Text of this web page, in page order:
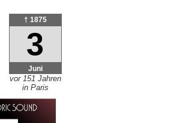
† 1875
3
Juni
vor 151 Jahren
in Paris